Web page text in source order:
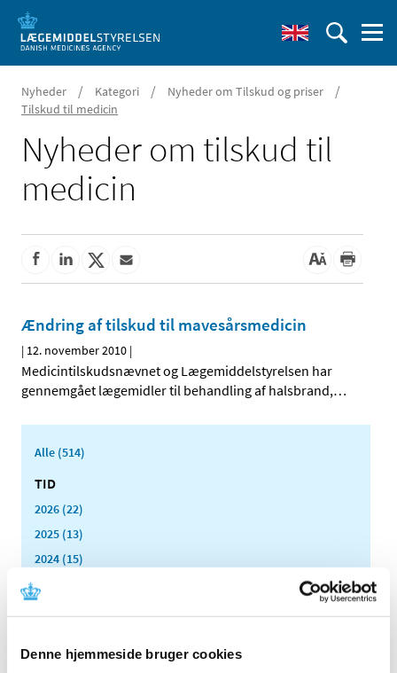
Denne hjemmeside bruger cookies
Nyheder / Kategori / Nyheder om Tilskud og priser /
Tilskud til medicin
Nyheder om tilskud til
medicin
Ændring af tilskud til mavesårsmedicin
| 12. november 2010 |
Medicintilskudsnævnet og Lægemiddelstyrelsen har
gennemgået lægemidler til behandling af halsbrand,…
Alle (514)
TID
2026 (22)
2025 (13)
2024 (15)
2023 (18)
2020 (13)